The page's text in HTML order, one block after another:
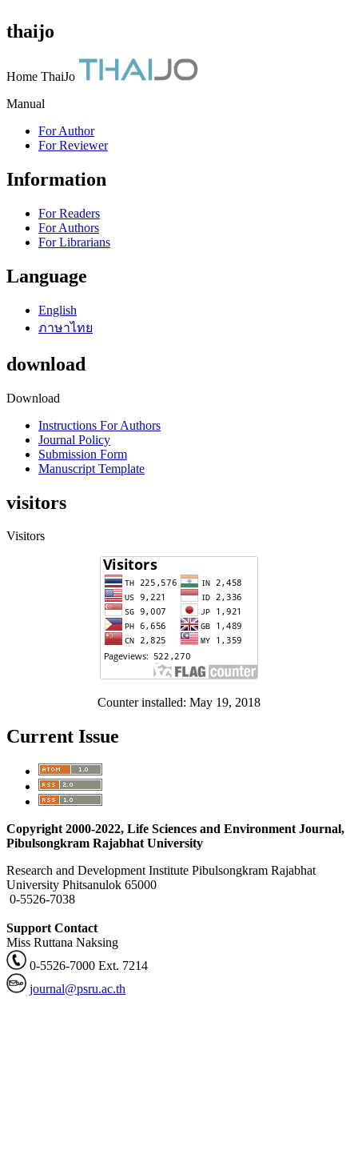
thaijo
Home ThaiJo
Manual
For Author
For Reviewer
Information
For Readers
For Authors
For Librarians
Language
English
ภาษาไทย
download
Download
Instructions For Authors
Journal Policy
Submission Form
Manuscript Template
visitors
Visitors
Counter installed: May 19, 2018
Current Issue
Copyright 2000-2022, Life Sciences and Environment Journal,
Pibulsongkram Rajabhat University
Research and Development Institute Pibulsongkram Rajabhat
University Phitsanulok 65000
0-5526-7038
Support Contact
Miss Ruttana Naksing
0-5526-7000 Ext. 7214
journal@psru.ac.th